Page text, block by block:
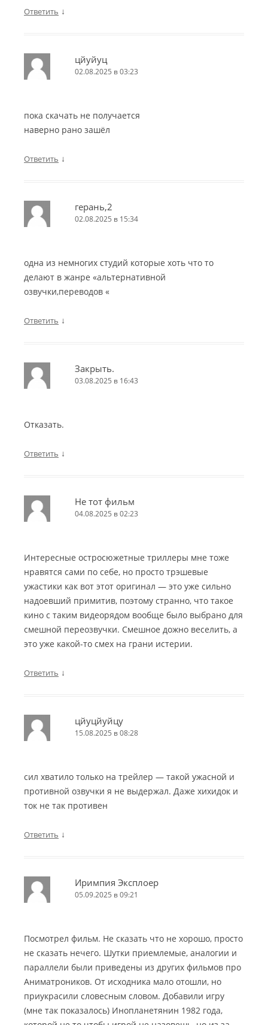
Ответить ↓
цйуйуц
02.08.2025 в 03:23
пока скачать не получается
наверно рано зашёл
Ответить ↓
герань,2
02.08.2025 в 15:34
одна из немногих студий которые хоть что то
делают в жанре «альтернативной
озвучки,переводов «
Ответить ↓
Закрыть.
03.08.2025 в 16:43
Отказать.
Ответить ↓
Не тот фильм
04.08.2025 в 02:23
Интересные остросюжетные триллеры мне тоже
нравятся сами по себе, но просто трэшевые
ужастики как вот этот оригинал — это уже сильно
надоевший примитив, поэтому странно, что такое
кино с таким видеорядом вообще было выбрано для
смешной переозвучки. Смешное дожно веселить, а
это уже какой-то смех на грани истерии.
Ответить ↓
цйуцйуйцу
15.08.2025 в 08:28
сил хватило только на трейлер — такой ужасной и
противной озвучки я не выдержал. Даже хихидок и
ток не так противен
Ответить ↓
Иримпия Эксплоер
05.09.2025 в 09:21
Посмотрел фильм. Не сказать что не хорошо, просто
не сказать нечего. Шутки приемлемые, аналогии и
параллели были приведены из других фильмов про
Аниматроников. От исходника мало отошли, но
приукрасили словесным словом. Добавили игру
(мне так показалось) Инопланетянин 1982 года,